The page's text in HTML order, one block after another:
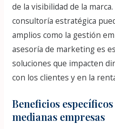
de la visibilidad de la
consultoría estratégica
amplios como la gestión
asesoría de marketing es
soluciones que impacten
con los clientes y en la
Beneficios
medianas empresas